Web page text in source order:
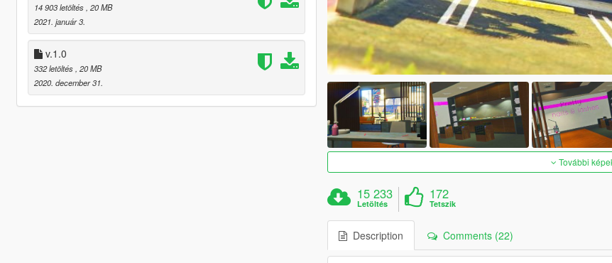
14 903 letöltés , 20 MB
2021. január 3.
v.1.0
332 letöltés , 20 MB
2020. december 31.
További
15 233
Letöltés
172
Tetszik
Description Comments (22)